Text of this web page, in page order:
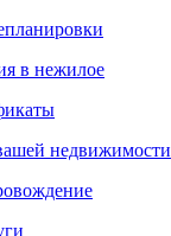
в нежилое
недвижимости